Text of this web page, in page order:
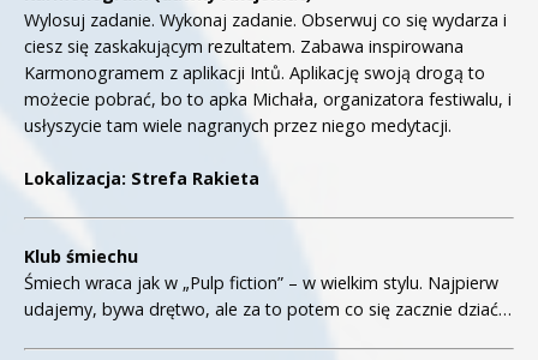
Wylosuj zadanie. Wykonaj zadanie. Obserwuj co się wydarza i
ciesz się zaskakującym rezultatem. Zabawa inspirowana
Karmonogramem z aplikacji Intů. Aplikację swoją drogą to
możecie pobrać, bo to apka Michała, organizatora festiwalu, i
usłyszycie tam wiele nagranych przez niego medytacji.
Lokalizacja: Strefa Rakieta
Klub śmiechu
Śmiech wraca jak w „Pulp fiction” – w wielkim stylu. Najpierw
udajemy, bywa drętwo, ale za to potem co się zacznie dziać…